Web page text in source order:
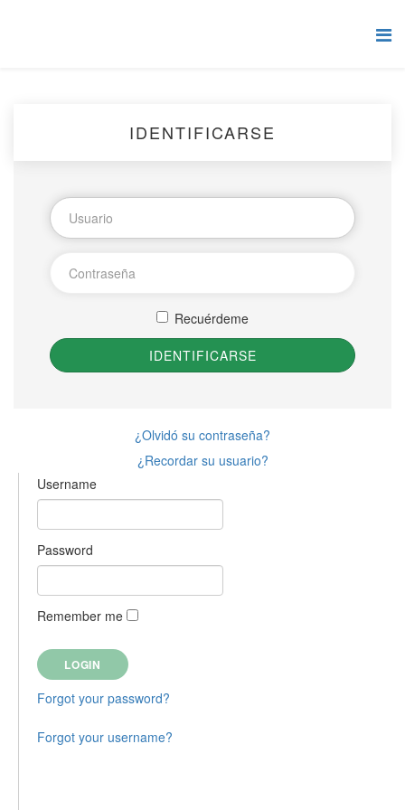
IDENTIFICARSE
Recuérdeme
IDENTIFICARSE
¿Olvidó su contraseña?
¿Recordar su usuario?
Username
Password
Remember me
Forgot your password?
Forgot your username?